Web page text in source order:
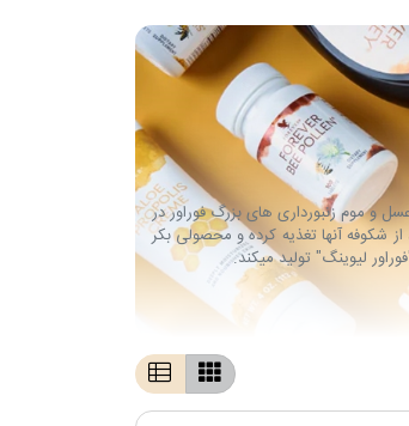
و موم زنبورداری های بزرگ فوراور در
شکوفه آنها تغذیه کرده و محصولی بکر